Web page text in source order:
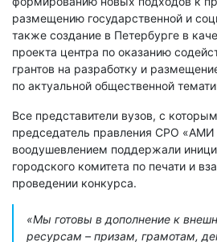
размещению государственной и
также создание в Петербурге в
проекта центра по оказанию
грантов на разработку и
по актуальной общественной
Все представители вузов, с
председатель правления СРО
воодушевлением поддержали
городского комитета по печати и
проведении конкурса.
«Мы готовы в дополнение к
ресурсам – призам, грамотам,